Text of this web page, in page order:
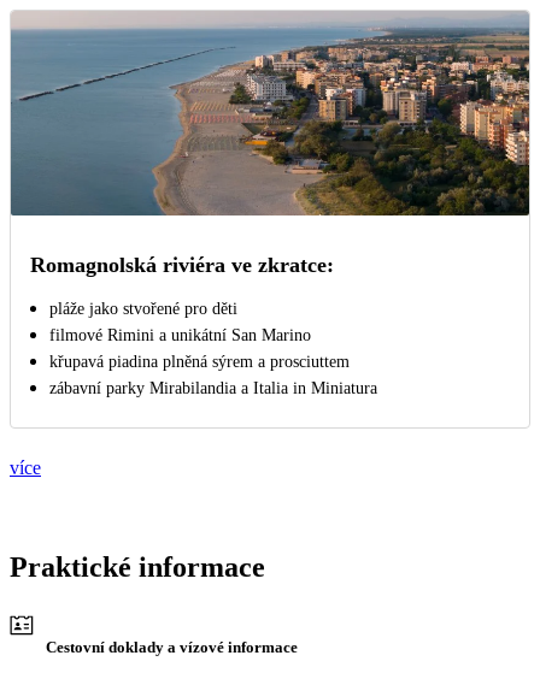
Romagnolská riviéra ve zkratce:
pláže jako stvořené pro děti
filmové Rimini a unikátní San Marino
křupavá piadina plněná sýrem a prosciuttem
zábavní parky Mirabilandia a Italia in Miniatura
více
Praktické informace
Cestovní doklady a vízové informace